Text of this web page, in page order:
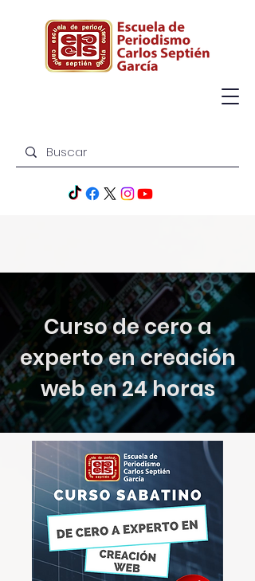
Curso de cero a
experto en creación
web en 24 horas